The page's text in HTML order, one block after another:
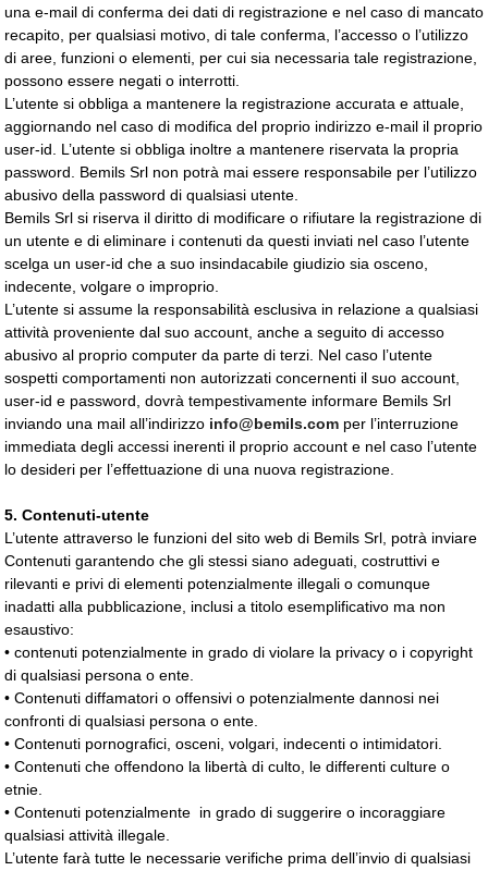
una e-mail di conferma dei dati di registrazione e nel caso di mancato
recapito, per qualsiasi motivo, di tale conferma, l’accesso o l’utilizzo
di aree, funzioni o elementi, per cui sia necessaria tale registrazione,
possono essere negati o interrotti.
L’utente si obbliga a mantenere la registrazione accurata e attuale,
aggiornando nel caso di modifica del proprio indirizzo e-mail il proprio
user-id. L’utente si obbliga inoltre a mantenere riservata la propria
password. Bemils Srl non potrà mai essere responsabile per l’utilizzo
abusivo della password di qualsiasi utente.
Bemils Srl si riserva il diritto di modificare o rifiutare la registrazione di
un utente e di eliminare i contenuti da questi inviati nel caso l’utente
scelga un user-id che a suo insindacabile giudizio sia osceno,
indecente, volgare o improprio.
L’utente si assume la responsabilità esclusiva in relazione a qualsiasi
attività proveniente dal suo account, anche a seguito di accesso
abusivo al proprio computer da parte di terzi. Nel caso l’utente
sospetti comportamenti non autorizzati concernenti il suo account,
user-id e password, dovrà tempestivamente informare Bemils Srl
inviando una mail all’indirizzo info@bemils.com per l’interruzione
immediata degli accessi inerenti il proprio account e nel caso l’utente
lo desideri per l’effettuazione di una nuova registrazione.
5. Contenuti-utente
L’utente attraverso le funzioni del sito web di Bemils Srl, potrà inviare
Contenuti garantendo che gli stessi siano adeguati, costruttivi e
rilevanti e privi di elementi potenzialmente illegali o comunque
inadatti alla pubblicazione, inclusi a titolo esemplificativo ma non
esaustivo:
• contenuti potenzialmente in grado di violare la privacy o i copyright
di qualsiasi persona o ente.
• Contenuti diffamatori o offensivi o potenzialmente dannosi nei
confronti di qualsiasi persona o ente.
• Contenuti pornografici, osceni, volgari, indecenti o intimidatori.
• Contenuti che offendono la libertà di culto, le differenti culture o
etnie.
• Contenuti potenzialmente in grado di suggerire o incoraggiare
qualsiasi attività illegale.
L’utente farà tutte le necessarie verifiche prima dell’invio di qualsiasi